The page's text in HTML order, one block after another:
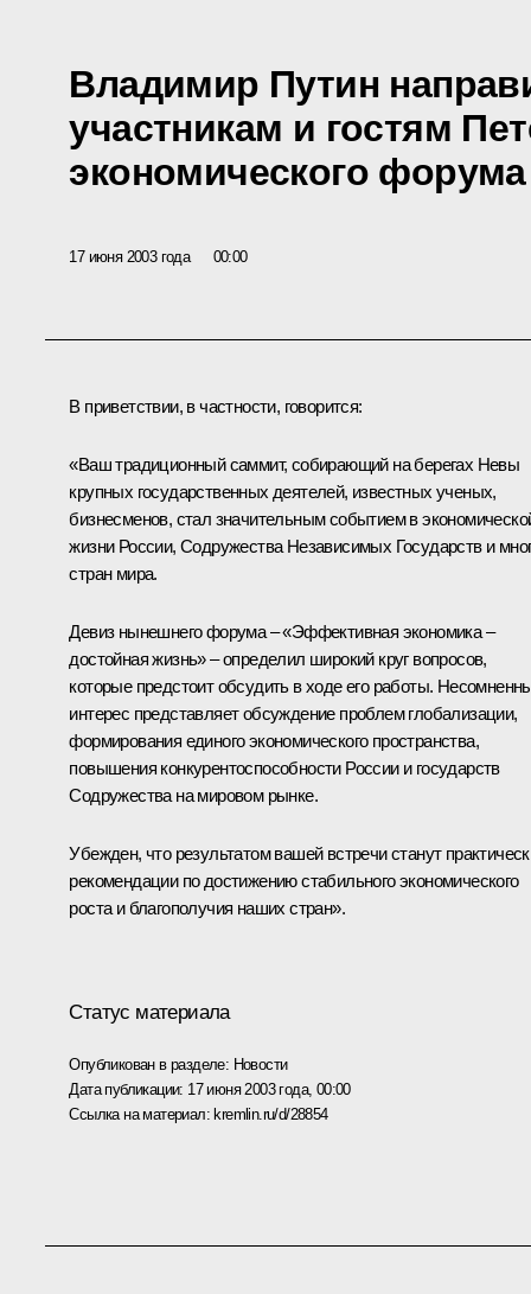
Владимир Путин
участникам и гостям
экономического форума
17 июня 2003 года 00:00
В приветствии, в частности, говорится:
«Ваш традиционный саммит, собирающий на берегах Невы
крупных государственных деятелей, известных ученых,
бизнесменов, стал значительным событием в
жизни России, Содружества Независимых Государств и
стран мира.
Девиз нынешнего форума – «Эффективная экономика –
достойная жизнь» – определил широкий круг вопросов,
которые предстоит обсудить в ходе его работы.
интерес представляет обсуждение проблем глобализации,
формирования единого экономического пространства,
повышения конкурентоспособности России и государств
Содружества на мировом рынке.
Убежден, что результатом вашей встречи станут
рекомендации по достижению стабильного экономического
роста и благополучия наших стран».
Статус материала
Опубликован в разделе: Новости
Дата публикации: 17 июня 2003 года, 00:00
Ссылка на материал:kremlin.ru/d/28854